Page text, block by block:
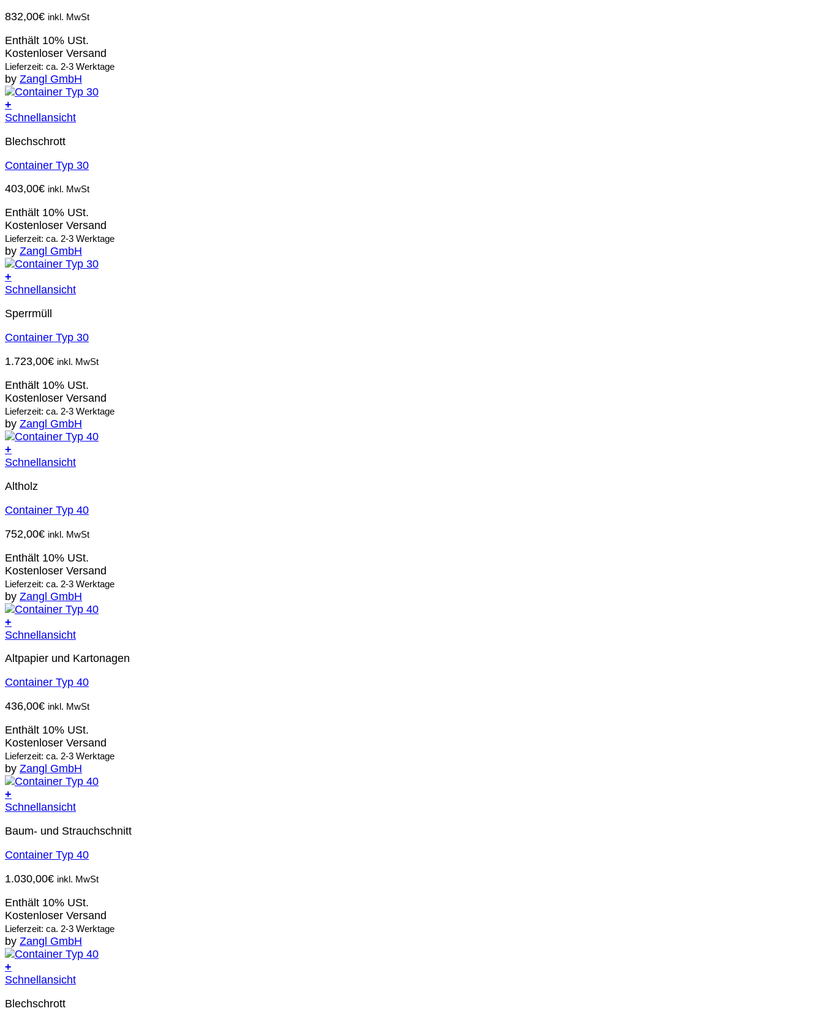
832,00€ inkl. MwSt
Enthält 10% USt.
Kostenloser Versand
Lieferzeit: ca. 2-3 Werktage
by Zangl GmbH
+
Schnellansicht
Blechschrott
Container Typ 30
403,00€ inkl. MwSt
Enthält 10% USt.
Kostenloser Versand
Lieferzeit: ca. 2-3 Werktage
by Zangl GmbH
+
Schnellansicht
Sperrmüll
Container Typ 30
1.723,00€ inkl. MwSt
Enthält 10% USt.
Kostenloser Versand
Lieferzeit: ca. 2-3 Werktage
by Zangl GmbH
+
Schnellansicht
Altholz
Container Typ 40
752,00€ inkl. MwSt
Enthält 10% USt.
Kostenloser Versand
Lieferzeit: ca. 2-3 Werktage
by Zangl GmbH
+
Schnellansicht
Altpapier und Kartonagen
Container Typ 40
436,00€ inkl. MwSt
Enthält 10% USt.
Kostenloser Versand
Lieferzeit: ca. 2-3 Werktage
by Zangl GmbH
+
Schnellansicht
Baum- und Strauchschnitt
Container Typ 40
1.030,00€ inkl. MwSt
Enthält 10% USt.
Kostenloser Versand
Lieferzeit: ca. 2-3 Werktage
by Zangl GmbH
+
Schnellansicht
Blechschrott